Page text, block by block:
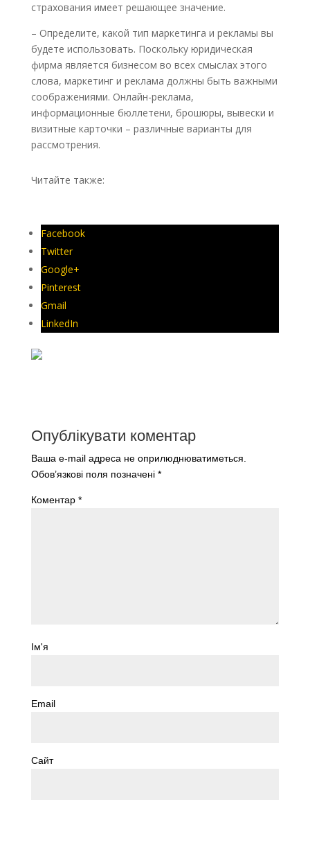
страхования имеет решающее значение.
– Определите, какой тип маркетинга и рекламы вы
будете использовать. Поскольку юридическая
фирма является бизнесом во всех смыслах этого
слова, маркетинг и реклама должны быть важными
соображениями. Онлайн-реклама,
информационные бюллетени, брошюры, вывески и
визитные карточки – различные варианты для
рассмотрения.
Читайте также:
Facebook
Twitter
Google+
Pinterest
Gmail
LinkedIn
Опублікувати коментар
Ваша e-mail адреса не оприлюднюватиметься.
Обов’язкові поля позначені *
Коментар *
Ім'я
Email
Сайт